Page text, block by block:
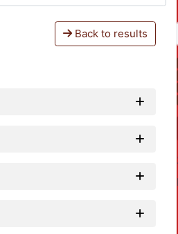
Back to results